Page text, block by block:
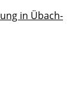
in Übach-